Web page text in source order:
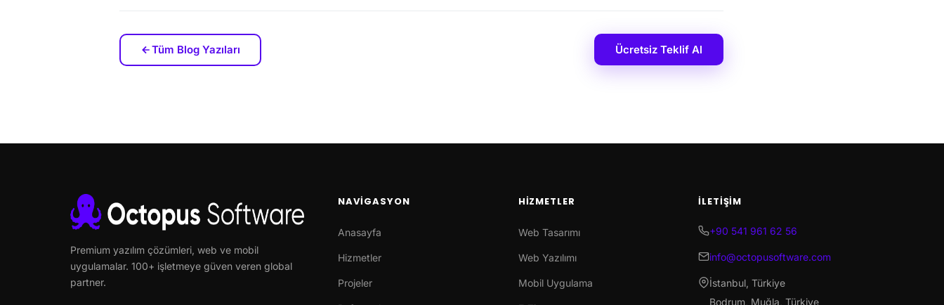
Tüm Blog Yazıları Ücretsiz Teklif Al
Premium yazılım çözümleri, web ve mobil
uygulamalar. 100+ işletmeye güven veren global
partner.
NAVIGASYON
Anasayfa
Hizmetler
Projeler
HIZMETLER
Web Tasarımı
Web Yazılımı
Mobil Uygulama
İLETIŞIM
+90 541 961 62 56
info@octopusoftware.com
İstanbul, Türkiye
Bodrum, Muğla, Türkiye